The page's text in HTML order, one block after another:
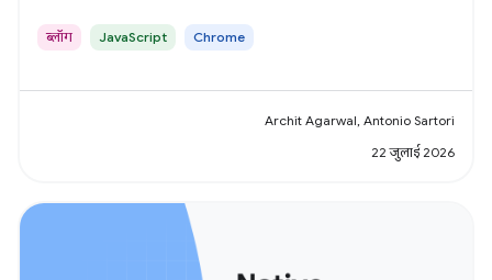
ब्लॉग JavaScript Chrome
Archit Agarwal, Antonio Sartori
22 जुलाई 2026